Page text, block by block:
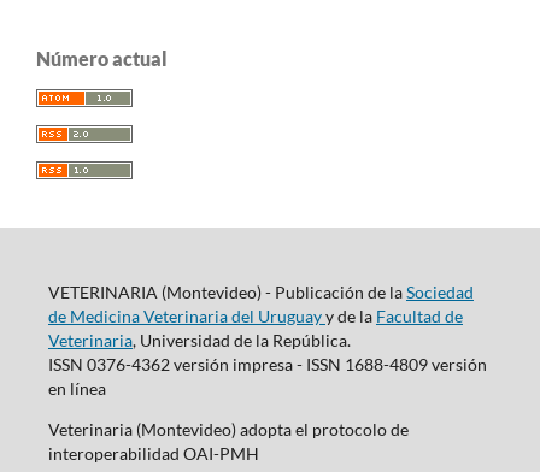
Número actual
VETERINARIA (Montevideo) - Publicación de laSociedad
de Medicina Veterinaria del Uruguayy de la Facultad de
Veterinaria, Universidad de la República.
ISSN 0376-4362 versión impresa - ISSN 1688-4809 versión
en línea
Veterinaria (Montevideo) adopta el protocolo de
interoperabilidad OAI-PMH